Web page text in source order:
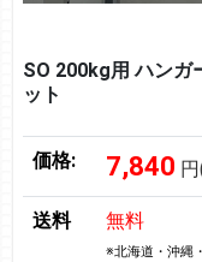
SO 200kg用 ハン
ット
価格: 7,840
送料 無料
※北海道・沖縄